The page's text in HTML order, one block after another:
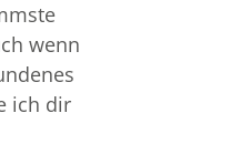
wenn
ich dir